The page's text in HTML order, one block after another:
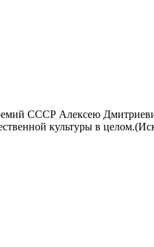
СССР Алексею
культуры в